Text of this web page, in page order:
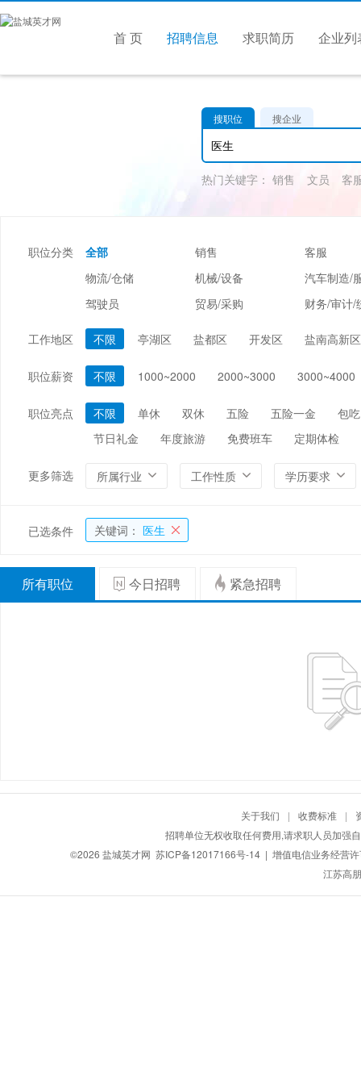
首 页 招聘信息 求职简历 企业列
搜职位 搜企业
热门关键字： 销售 文员 客
职位分类 全部 销售
客服
物流/仓储
机械/设备
汽车制造/
驾驶员
贸易/采购
财务/审计/
美容/美发
编辑/出版/印刷
金融/证券/投资
保险
能源/电力/矿产
化工 环保
工作地区 不限 亭湖区 盐都区 开发区 盐南高新区
职位薪资 不限 1000~2000 2000~3000 3000~4000
职位亮点 不限 单休 双休 五险 五险一金
包吃
节日礼金
年度旅游 免费班车 定期体检
更多筛选 所属行业 工作性质 学历要求
已选条件 关键词： 医生
所有职位 今日招聘 紧急招聘
关于我们 | 收费标准 |
招聘单位无权收取任何费用,请求职人员加强
©2026 盐城英才网 苏ICP备12017166号-14| 增值电信业务经营许
江苏高